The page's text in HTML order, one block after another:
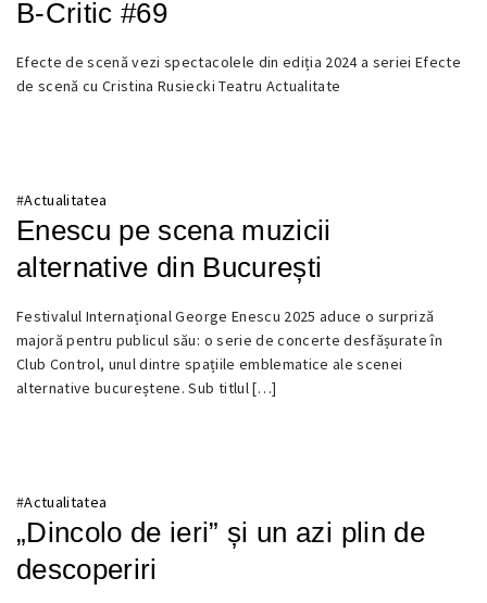
B-Critic #69
3
NOIEMBRIE
Efecte de scenă vezi spectacolele din ediția 2024 a seriei Efecte
de scenă cu Cristina Rusiecki Teatru Actualitate
#Actualitatea
Enescu pe scena muzicii
alternative din București
20
AUGUST
2025
Festivalul Internațional George Enescu 2025 aduce o surpriză
majoră pentru publicul său: o serie de concerte desfășurate în
Club Control, unul dintre spațiile emblematice ale scenei
alternative bucureștene. Sub titlul […]
#Actualitatea
„Dincolo de ieri” și un azi plin de
descoperiri